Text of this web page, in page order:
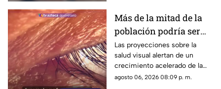
Más de la mitad de la
población podría ser
miope en 2050;
especialistas advierten
las causas
Las proyecciones sobre la
salud visual alertan de un
crecimiento acelerado de la
miopía y señalan que pasar
agosto 06, 2026 08:09 p. m.